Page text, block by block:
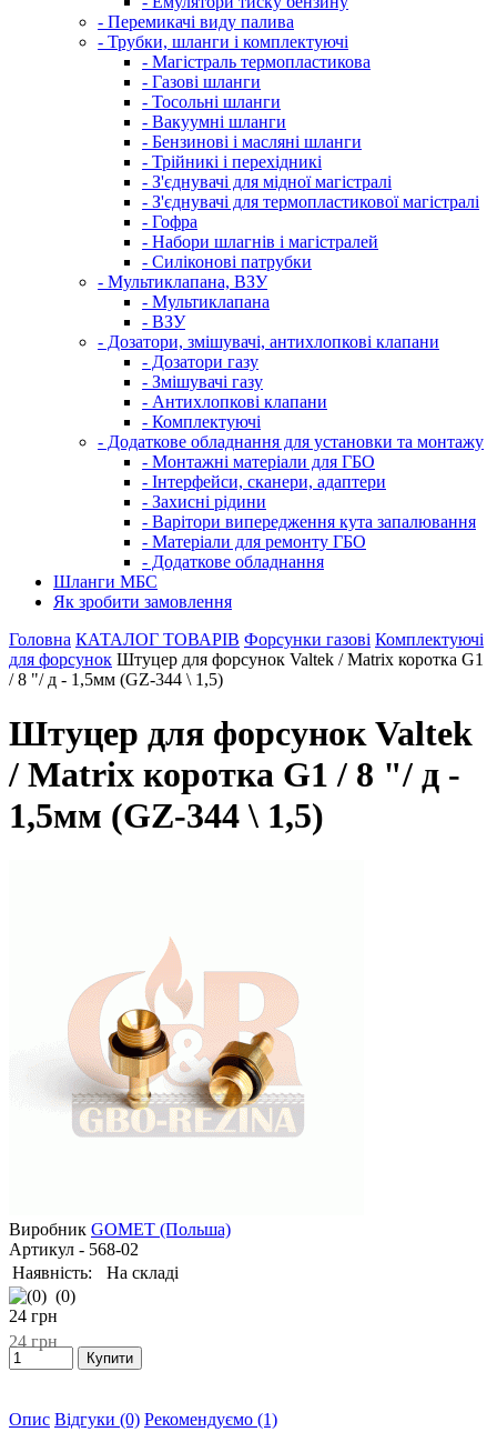
- Перемикачі виду палива
- Трубки, шланги і комплектуючі
- Магістраль термопластикова
- Газові шланги
- Тосольні шланги
- Вакуумні шланги
- Бензинові і масляні шланги
- Трійникі і перехідникі
- З'єднувачі для мідної магістралі
- З'єднувачі для термопластикової магістралі
- Гофра
- Набори шлагнів і магістралей
- Силіконові патрубки
- Мультиклапана, ВЗУ
- Мультиклапана
- ВЗУ
- Дозатори, змішувачі, антихлопкові клапани
- Дозатори газу
- Змішувачі газу
- Антихлопкові клапани
- Комплектуючі
- Додаткове обладнання для установки та монтажу
- Монтажні матеріали для ГБО
- Інтерфейси, сканери, адаптери
- Захисні рідини
- Варітори випередження кута запалювання
- Матеріали для ремонту ГБО
- Додаткове обладнання
Шланги МБС
Як зробити замовлення
Головна КАТАЛОГ ТОВАРІВ Форсунки газові Комплектуючі
для форсунок Штуцер для форсунок Valtek / Matrix коротка G1
/ 8 "/ д - 1,5мм (GZ-344 \ 1,5)
Штуцер для форсунок Valtek
/ Matrix коротка G1 / 8 "/ д -
1,5мм (GZ-344 \ 1,5)
Виробник GOMET (Польша)
Артикул - 568-02
Наявність:
На складі
(0)
24 грн
24грн
Опис Відгуки (0) Рекомендуємо (1)